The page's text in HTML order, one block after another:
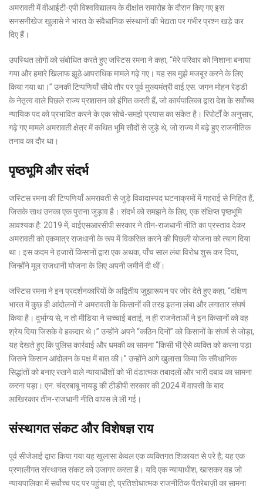
अमरावती में वीआईटी-एपी विश्वविद्यालय के दीक्षांत समारोह के दौरान किए गए इस
सनसनीखेज खुलासे ने भारत के संवैधानिक संस्थानों की भेद्यता पर गंभीर प्रश्न खड़े कर
दिए हैं।
उपस्थित लोगों को संबोधित करते हुए जस्टिस रमना ने कहा, “मेरे परिवार को निशाना बनाया
गया और हमारे खिलाफ झूठे आपराधिक मामले गढ़े गए। यह सब मुझे मजबूर करने के लिए
किया गया था।” उनकी टिप्पणियाँ सीधे तौर पर पूर्व मुख्यमंत्री वाई.एस. जगन मोहन रेड्डी
के नेतृत्व वाले पिछले राज्य प्रशासन को इंगित करती हैं, जो कार्यपालिका द्वारा देश के सर्वोच्च
न्यायिक पद को प्रभावित करने के एक सोचे-समझे प्रयास का संकेत है। रिपोर्टों के अनुसार,
गढ़े गए मामले अमरावती क्षेत्र में कथित भूमि सौदों से जुड़े थे, जो राज्य में बढ़े हुए राजनीतिक
तनाव का दौर था।
पृष्ठभूमि और संदर्भ
जस्टिस रमना की टिप्पणियाँ अमरावती से जुड़े विवादास्पद घटनाक्रमों में गहराई से निहित हैं,
जिसके साथ उनका एक पुराना जुड़ाव है। संदर्भ को समझने के लिए, एक संक्षिप्त पृष्ठभूमि
आवश्यक है: 2019 में, वाईएसआरसीपी सरकार ने तीन-राजधानी नीति का प्रस्ताव देकर
अमरावती को एकमात्र राजधानी के रूप में विकसित करने की पिछली योजना को त्याग दिया
था। इस कदम ने हजारों किसानों द्वारा एक अथक, पाँच साल लंबा विरोध शुरू कर दिया,
जिन्होंने मूल राजधानी योजना के लिए अपनी जमीनें दी थीं।
जस्टिस रमना ने इन प्रदर्शनकारियों के अद्वितीय जुझारूपन पर जोर देते हुए कहा, “दक्षिण
भारत में कुछ ही आंदोलनों ने अमरावती के किसानों की तरह इतना लंबा और लगातार संघर्ष
किया है। दुर्भाग्य से, न तो मीडिया ने सच्चाई बताई, न ही राजनेताओं ने इन किसानों को वह
श्रेय दिया जिसके वे हकदार थे।” उन्होंने अपने “कठिन दिनों” को किसानों के संघर्ष से जोड़ा,
यह देखते हुए कि पुलिस कार्रवाई और धमकी का सामना “किसी भी ऐसे व्यक्ति को करना पड़ा
जिसने किसान आंदोलन के पक्ष में बात की।” उन्होंने आगे खुलासा किया कि संवैधानिक
सिद्धांतों को बनाए रखने वाले न्यायाधीशों को भी दंडात्मक तबादलों और भारी दबाव का सामना
करना पड़ा। एन. चंद्रबाबू नायडू की टीडीपी सरकार की 2024 में वापसी के बाद
आखिरकार तीन-राजधानी नीति वापस ले ली गई।
संस्थागत संकट और विशेषज्ञ राय
पूर्व सीजेआई द्वारा किया गया यह खुलासा केवल एक व्यक्तिगत शिकायत से परे है; यह एक
प्रणालीगत संस्थागत संकट को उजागर करता है। यदि एक न्यायाधीश, खासकर वह जो
न्यायपालिका में सर्वोच्च पद पर पहुंचा हो, प्रतिशोधात्मक राजनीतिक पैंतरेबाज़ी का सामना